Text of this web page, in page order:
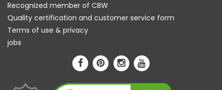
Recognized member of CBW
Quality certification and customer service form
Terms of use & privacy
jobs